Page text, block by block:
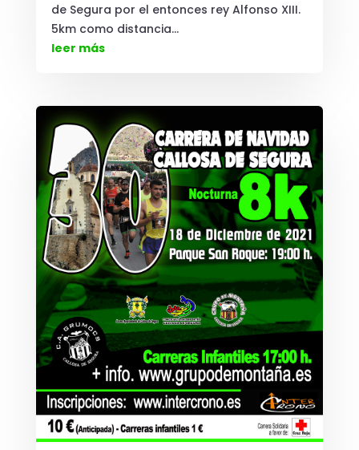
de Segura por el entonces rey Alfonso XIII.
5km como distancia...
leer más